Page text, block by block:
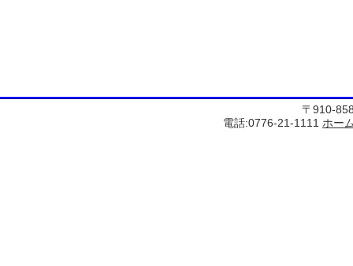
〒910-
電話:0776-21-1111 ホー